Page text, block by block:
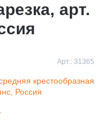
арт.
Арт.: 31365